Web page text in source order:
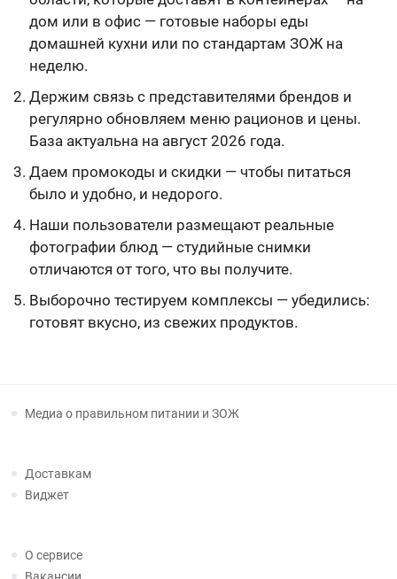
дом или в офис — готовые наборы еды
домашней кухни или по стандартам ЗОЖ на
неделю.
Держим связь с представителями брендов и
регулярно обновляем меню рационов и цены.
База актуальна на август 2026 года.
Даем промокоды и скидки — чтобы питаться
было и удобно, и недорого.
Наши пользователи размещают реальные
фотографии блюд — студийные снимки
отличаются от того, что вы получите.
Выборочно тестируем комплексы — убедились:
готовят вкусно, из свежих продуктов.
Медиа о правильном питании и ЗОЖ
Доставкам
Виджет
О сервисе